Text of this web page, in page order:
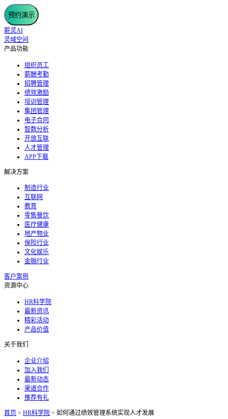
预约演示
薪灵AI
灵域空间
产品功能
组织员工
薪酬考勤
招聘管理
绩效激励
培训管理
集团管理
电子合同
智数分析
开放互联
人才管理
APP下载
解决方案
制造行业
互联网
教育
零售餐饮
医疗健康
地产物业
保险行业
文化娱乐
金融行业
客户案例
资源中心
HR科学院
最新资讯
精彩活动
产品价值
关于我们
企业介绍
加入我们
最新动态
渠道合作
推荐有礼
首页 > HR科学院 > 如何通过绩效管理系统实现人才发展